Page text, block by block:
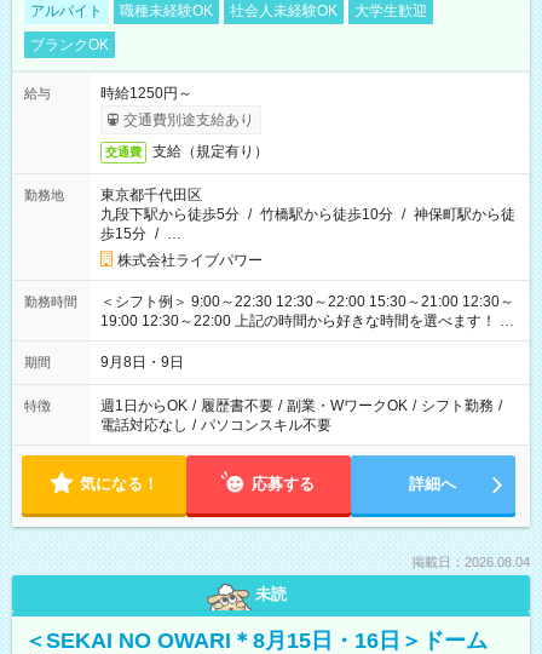
アルバイト 職種未経験OK 社会人未経験OK
大学生歓迎
ブランクOK
給与
時給1250円～
交通費別途支給あり
交通費 支給（規定有り）
勤務地
東京都千代田区
九段下駅から徒歩5分 / 竹橋駅から徒歩10分 / 神保町駅から徒
歩15分 / …
株式会社ライブパワー
勤務時間
＜シフト例＞ 9:00～22:30 12:30～22:00 15:30～21:00 12:30～
19:00 12:30～22:00 上記の時間から好きな時間を選べます！ ※
時間は変更となる可能性があります
期間 9月8日・9日
特徴 週1日からOK / 履歴書不要 / 副業・WワークOK / シフト勤務 /
電話対応なし / パソコンスキル不要
気になる！ 応募する 詳細へ
掲載日：2026.08.04
未読
＜SEKAI NO OWARI＊8月15日・16日＞ドーム